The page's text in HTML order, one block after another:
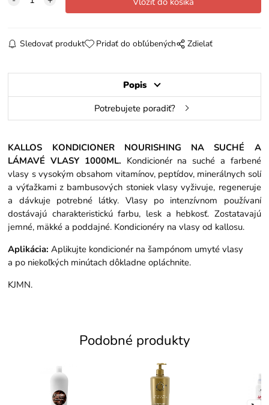
Sledovať produkt Pridať do obľúbených Zdielať
Popis
Potrebujete poradiť?
KALLOS KONDICIONER NOURISHING NA SUCHÉ A
LÁMAVÉ VLASY 1000ML. Kondicionér na suché a farbené
vlasy s vysokým obsahom vitamínov, peptídov, minerálnych solí
a výťažkami z bambusových stoniek vlasy vyživuje, regeneruje
a dávkuje potrebné látky. Vlasy po intenzívnom používaní
dostávajú charakteristickú farbu, lesk a hebkosť. Zostatavajú
jemné, mäkké a poddajné. Kondicionéry na vlasy od kallosu.
Aplikácia: Aplikujte kondicionér na šampónom umyté vlasy
a po niekoľkých minútach dôkladne opláchnite.
KJMN.
Podobné produkty